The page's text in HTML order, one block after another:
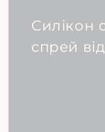
Силікон
спрей